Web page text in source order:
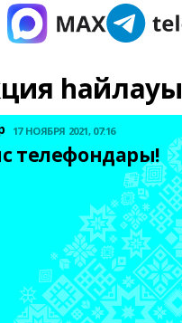
һайлауы
17 НОЯБРЯ 2021, 07:16
телефондары!